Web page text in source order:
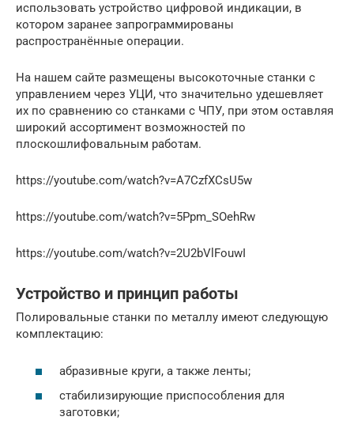
использовать устройство цифровой индикации, в
котором заранее запрограммированы
распространённые операции.
На нашем сайте размещены высокоточные станки с
управлением через УЦИ, что значительно удешевляет
их по сравнению со станками с ЧПУ, при этом оставляя
широкий ассортимент возможностей по
плоскошлифовальным работам.
https://youtube.com/watch?v=A7CzfXCsU5w
https://youtube.com/watch?v=5Ppm_SOehRw
https://youtube.com/watch?v=2U2bVlFouwI
Устройство и принцип работы
Полировальные станки по металлу имеют следующую
комплектацию:
абразивные круги, а также ленты;
стабилизирующие приспособления для
заготовки;